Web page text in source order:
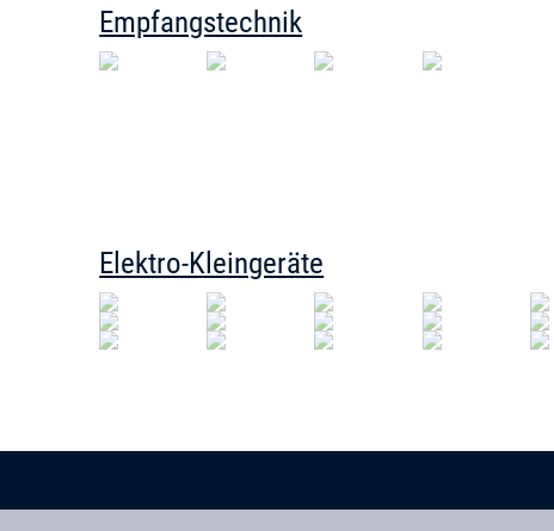
Empfangstechnik
Elektro-Kleingeräte